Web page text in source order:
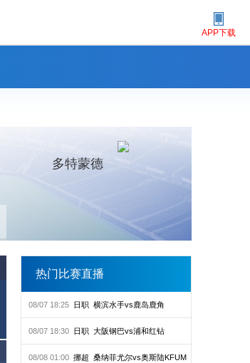
APP下载
多特蒙德
热门比赛直播
08/07 18:25 日职 横滨水手vs鹿岛鹿角
08/07 18:30 日职 大阪钢巴vs浦和红钻
08/08 01:00 挪超 桑纳菲尤尔vs奥斯陆KFUM